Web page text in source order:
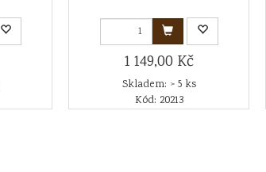
1 149,00 Kč
Skladem: > 5 ks
Kód: 20213